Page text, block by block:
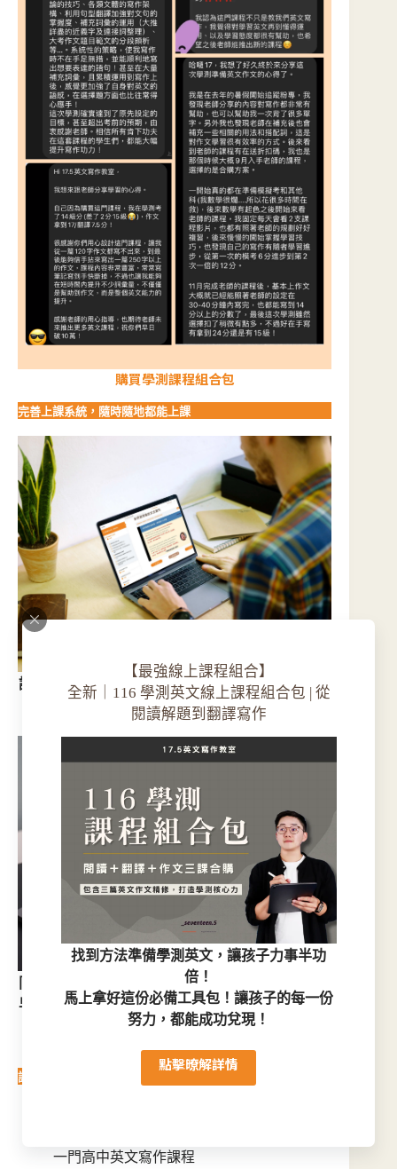
【最強線上課程組合】
全新｜116 學測英文線上課程組合包 | 從
閱讀解題到翻譯寫作
找到方法準備學測英文，讓孩子力事半功
倍 ！
馬上拿好這份必備工具包！讓孩子的每一份
努力，都能成功兌現！
點擊暸解詳情
購買學測課程組合包
完善上課系統，隨時隨地都能上課
課程可以在任何場所，使用電腦 ，無論是在家、咖
啡廳、圖書館，開始登入上課系統，即可開始上
同學們可以利用零碎時間透過手機，例如在學校的
早自習、通勤時間、放學空檔，登入上課系統，開
始上課。
課程講師介紹 – Alex 老師
一門高中英文寫作課程